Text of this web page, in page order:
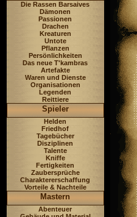
Die Rassen Barsaives
Dämonen
Passionen
Drachen
Kreaturen
Untote
Pflanzen
Persönlichkeiten
Das neue T'kambras
Artefakte
Waren und Dienste
Organisationen
Legenden
Reittiere
Spieler
Helden
Friedhof
Tagebücher
Disziplinen
Talente
Kniffe
Fertigkeiten
Zaubersprüche
Charaktererschaffung
Vorteile & Nachteile
Mastern
Abenteuer